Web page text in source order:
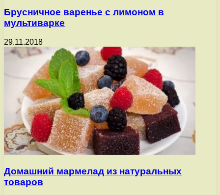
Брусничное варенье с лимоном в
мультиварке
29.11.2018
Домашний мармелад из натуральных
товаров